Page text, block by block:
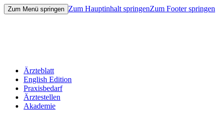
Zum Menü springen Zum Hauptinhalt springenZum Footer springen
Ärzteblatt
English Edition
Praxisbedarf
Ärztestellen
Akademie